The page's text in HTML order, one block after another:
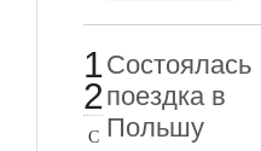
1
2
С
Состоялась
поездка в
Польшу